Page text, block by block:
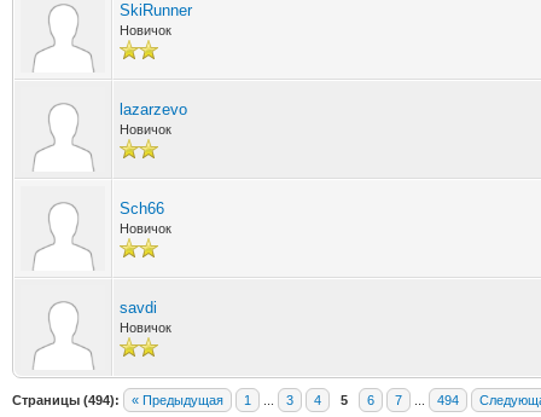
SkiRunner
Новичок
lazarzevo
Новичок
Sch66
Новичок
savdi
Новичок
Страницы (494): « Предыдущая 1 3 4 5 6 7 494